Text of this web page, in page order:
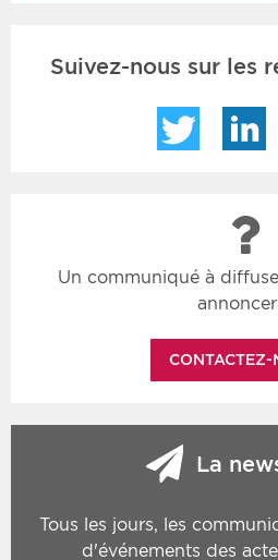
Suivez-nous sur les
Twitter
Un communiqué à
CONTACTEZ-
La
Tous les jours, les
d'événements des